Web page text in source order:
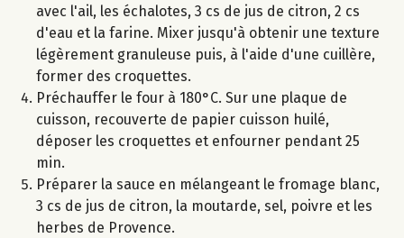
avec l'ail, les échalotes, 3 cs de jus de citron, 2 cs
d'eau et la farine. Mixer jusqu'à obtenir une texture
légèrement granuleuse puis, à l'aide d'une cuillère,
former des croquettes.
Préchauffer le four à 180°C. Sur une plaque de
cuisson, recouverte de papier cuisson huilé,
déposer les croquettes et enfourner pendant 25
min.
Préparer la sauce en mélangeant le fromage blanc,
3 cs de jus de citron, la moutarde, sel, poivre et les
herbes de Provence.